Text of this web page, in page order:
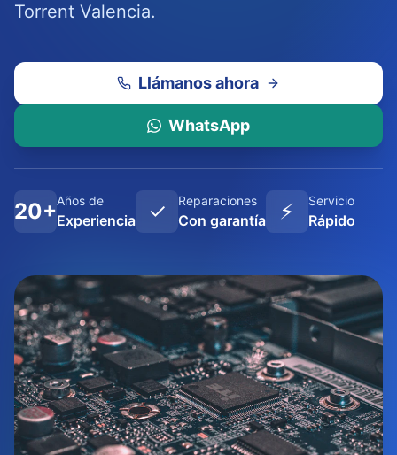
Torrent Valencia.
Llámanos ahora
WhatsApp
20+Años de
Experiencia ✓ Reparaciones
Con garantía ⚡ Servicio
Rápido